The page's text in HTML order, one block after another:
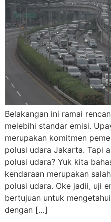
Belakangan ini ramai
melebihi standar emisi.
merupakan komitmen
polusi udara Jakarta. Tapi
polusi udara? Yuk kita
kendaraan merupakan
polusi udara. Oke jadii, uji
bertujuan untuk
dengan […]